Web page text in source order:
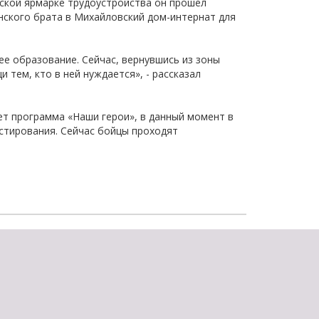
Подробнее
брата в Михайловский дом-интернат для
образование. Сейчас, вернувшись из зоны
кто в ней нуждается», - рассказал
программа «Наши герои», в данный момент в
Сейчас бойцы проходят